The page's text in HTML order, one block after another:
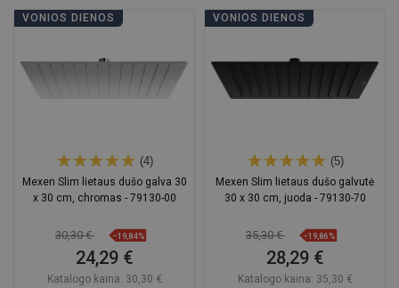
VONIOS DIENOS
(4)
Mexen Slim lietaus dušo galva 30
x 30 cm, chromas - 79130-00
30,30 € −19,84%
24,29 €
Katalogo kaina: 30,30 €
VONIOS DIENOS
(5)
Mexen Slim lietaus dušo galvutė
30 x 30 cm, juoda - 79130-70
35,30 € −19,86%
28,29 €
Katalogo kaina: 35,30 €